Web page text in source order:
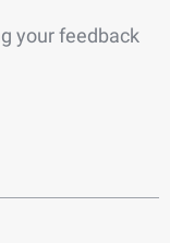
your feedback